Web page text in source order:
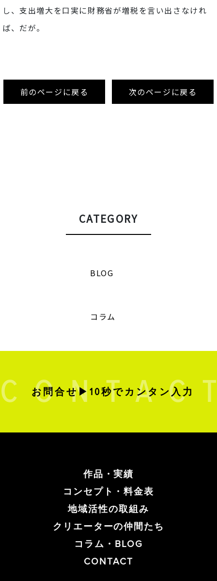
し、支出増大を口実に財務省が増税を言い出さなけれ
ば、だが。
前のページに戻る 次のページに戻る
CATEGORY
BLOG
コラム
お問合せ▶10秒でカンタン入力
作品・実績
コンセプト・料金表
地域活性の取組み
クリエーターの仲間たち
コラム・BLOG
CONTACT